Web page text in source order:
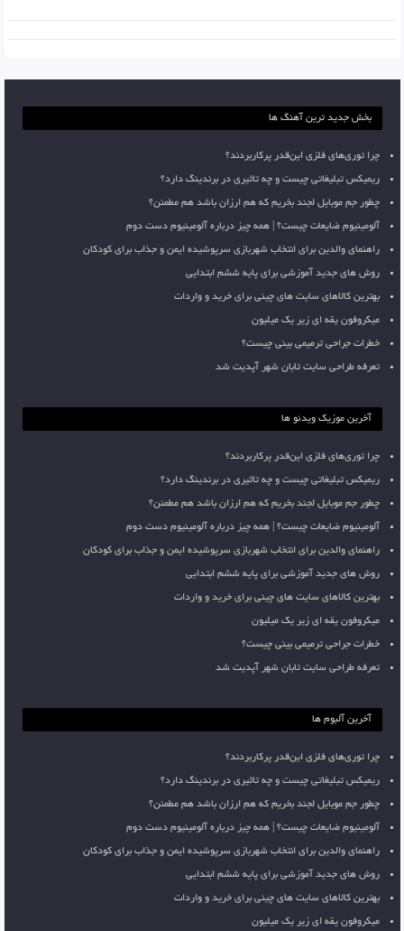
بخش جدید ترین آهنگ ها
چرا توری‌های فلزی این‌قدر پرکاربردند؟
ریمیکس تبلیغاتی چیست و چه تاثیری در برندینگ دارد؟
چطور جم موبایل لجند بخریم که هم ارزان باشد هم مطمئن؟
آلومینیوم ضایعات چیست؟ | همه چیز درباره آلومینیوم دست دوم
راهنمای والدین برای انتخاب شهربازی سرپوشیده ایمن و جذاب برای کودکان
روش های جدید آموزشی برای پایه ششم ابتدایی
بهترین کالاهای سایت های چینی برای خرید و واردات
میکروفون یقه ای زیر یک میلیون
خطرات جراحی ترمیمی بینی چیست؟
تعرفه طراحی سایت تابان شهر آپدیت شد
آخرین موزیک ویدئو ها
چرا توری‌های فلزی این‌قدر پرکاربردند؟
ریمیکس تبلیغاتی چیست و چه تاثیری در برندینگ دارد؟
چطور جم موبایل لجند بخریم که هم ارزان باشد هم مطمئن؟
آلومینیوم ضایعات چیست؟ | همه چیز درباره آلومینیوم دست دوم
راهنمای والدین برای انتخاب شهربازی سرپوشیده ایمن و جذاب برای کودکان
روش های جدید آموزشی برای پایه ششم ابتدایی
بهترین کالاهای سایت های چینی برای خرید و واردات
میکروفون یقه ای زیر یک میلیون
خطرات جراحی ترمیمی بینی چیست؟
تعرفه طراحی سایت تابان شهر آپدیت شد
آخرین آلبوم ها
چرا توری‌های فلزی این‌قدر پرکاربردند؟
ریمیکس تبلیغاتی چیست و چه تاثیری در برندینگ دارد؟
چطور جم موبایل لجند بخریم که هم ارزان باشد هم مطمئن؟
آلومینیوم ضایعات چیست؟ | همه چیز درباره آلومینیوم دست دوم
راهنمای والدین برای انتخاب شهربازی سرپوشیده ایمن و جذاب برای کودکان
روش های جدید آموزشی برای پایه ششم ابتدایی
بهترین کالاهای سایت های چینی برای خرید و واردات
میکروفون یقه ای زیر یک میلیون